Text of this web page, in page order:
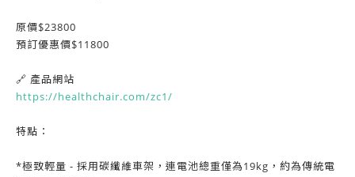
原價$23800
預訂優惠價$11800
🔗 產品網站
https://healthchair.com/zc1/
特點：
*極致輕量 - 採用碳纖維車架，連電池總重僅為19kg，約為傳統電